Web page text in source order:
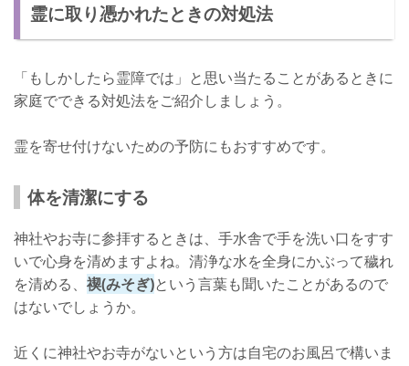
霊に取り憑かれたときの対処法
「もしかしたら霊障では」と思い当たることがあるときに
家庭でできる対処法をご紹介しましょう。
霊を寄せ付けないための予防にもおすすめです。
体を清潔にする
神社やお寺に参拝するときは、手水舎で手を洗い口をすす
いで心身を清めますよね。清浄な水を全身にかぶって穢れ
を清める、 禊(みそぎ)という言葉も聞いたことがあるので
はないでしょうか。
近くに神社やお寺がないという方は自宅のお風呂で構いま